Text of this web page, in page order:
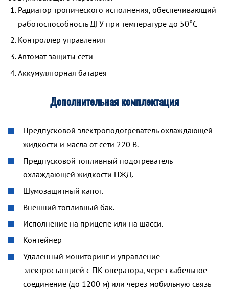
Радиатор тропического исполнения, обеспечивающий
работоспособность ДГУ при температуре до 50°С
Контроллер управления
Автомат защиты сети
Аккумуляторная батарея
Дополнительная комплектация
Предпусковой электроподогреватель охлаждающей
жидкости и масла от сети 220 В.
Предпусковой топливный подогреватель
охлаждающей жидкости ПЖД.
Шумозащитный капот.
Внешний топливный бак.
Исполнение на прицепе или на шасси.
Контейнер
Удаленный мониторинг и управление
электростанцией с ПК оператора, через кабельное
соединение (до 1200 м) или через мобильную связь